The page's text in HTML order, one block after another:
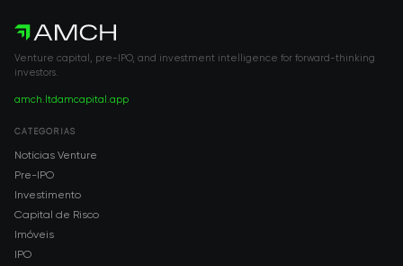
Venture capital, pre-IPO, and investment intelligence for forward-thinking
investors.
amch.ltdamcapital.app
CATEGORIAS
Notícias Venture
Pre-IPO
Investimento
Capital de Risco
Imóveis
IPO